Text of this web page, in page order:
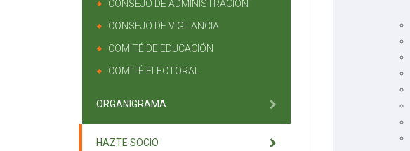
CONSEJO DE ADMINISTRACIÓN
CONSEJO DE VIGILANCIA
COMITÉ DE EDUCACIÓN
COMITÉ ELECTORAL
ORGANIGRAMA
HAZTE SOCIO